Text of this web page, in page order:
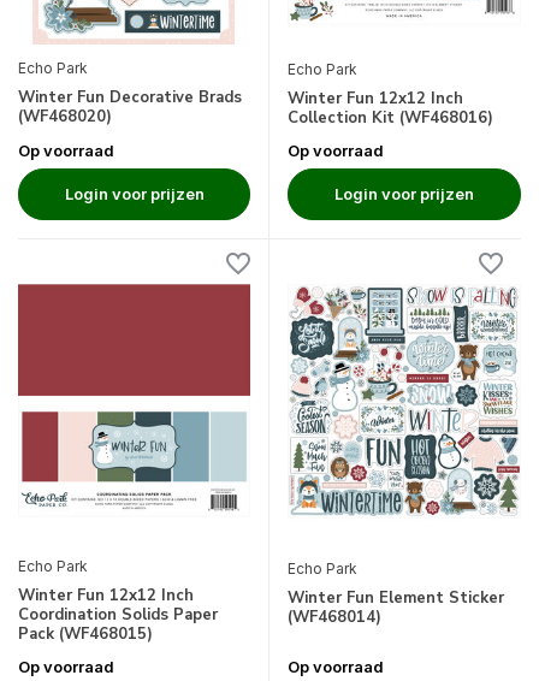
Echo Park
Winter Fun Decorative Brads
(WF468020)
Op voorraad
Login voor prijzen
Echo Park
Winter Fun 12x12 Inch
Collection Kit (WF468016)
Op voorraad
Login voor prijzen
Echo Park
Winter Fun 12x12 Inch
Coordination Solids Paper
Pack (WF468015)
Op voorraad
Echo Park
Winter Fun Element Sticker
(WF468014)
Op voorraad